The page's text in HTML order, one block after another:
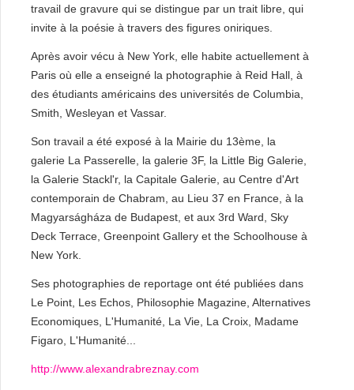
travail de gravure qui se distingue par un trait libre, qui
invite à la poésie à travers des figures oniriques.
Après avoir vécu à New York, elle habite actuellement à
Paris où elle a enseigné la photographie à Reid Hall, à
des étudiants américains des universités de Columbia,
Smith, Wesleyan et Vassar.
Son travail a été exposé à la Mairie du 13ème, la
galerie La Passerelle, la galerie 3F, la Little Big Galerie,
la Galerie Stackl'r, la Capitale Galerie, au Centre d'Art
contemporain de Chabram, au Lieu 37 en France, à la
Magyarságháza de Budapest, et aux 3rd Ward, Sky
Deck Terrace, Greenpoint Gallery et the Schoolhouse à
New York.
Ses photographies de reportage ont été publiées dans
Le Point, Les Echos, Philosophie Magazine, Alternatives
Economiques, L'Humanité, La Vie, La Croix, Madame
Figaro, L'Humanité...
http://www.alexandrabreznay.com